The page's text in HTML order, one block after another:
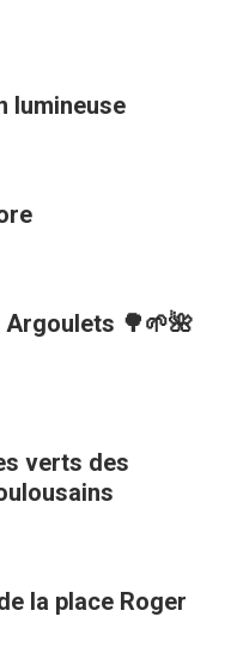
lumineuse
🌳🌱🌺
verts des
la place Roger